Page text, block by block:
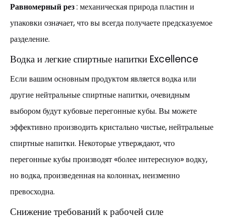
Равномерный рез: механическая природа пластин и
упаковки означает, что вы всегда получаете предсказуемое
разделение.
Водка и легкие спиртные напитки Excellence
Если вашим основным продуктом является водка или
другие нейтральные спиртные напитки, очевидным
выбором будут кубовые перегонные кубы. Вы можете
эффективно производить кристально чистые, нейтральные
спиртные напитки. Некоторые утверждают, что
перегонные кубы производят «более интересную» водку,
но водка, произведенная на колоннах, неизменно
превосходна.
Снижение требований к рабочей силе